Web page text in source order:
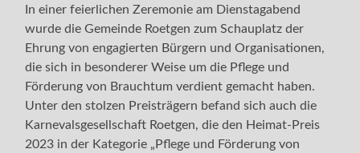
In einer feierlichen Zeremonie am Dienstagabend
wurde die Gemeinde Roetgen zum Schauplatz der
Ehrung von engagierten Bürgern und Organisationen,
die sich in besonderer Weise um die Pflege und
Förderung von Brauchtum verdient gemacht haben.
Unter den stolzen Preisträgern befand sich auch die
Karnevalsgesellschaft Roetgen, die den Heimat-Preis
2023 in der Kategorie „Pflege und Förderung von